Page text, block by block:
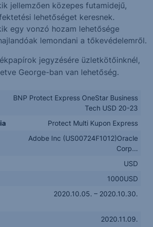
jellemzően közepes futamidejű,
lehetőséget keresnek.
egy vonzó hozam lehetősége
lemondani a tőkevédelemről.
jegyzésére üzletkötőinknél,
George-ban van lehetőség.
BNP Protect Express OneStar Business
Tech USD 20-23
Protect Multi Kupon Express
Adobe Inc (US00724F1012)Oracle
Corp...
USD
1000USD
2020.10.05. – 2020.10.30.
2020.11.09.